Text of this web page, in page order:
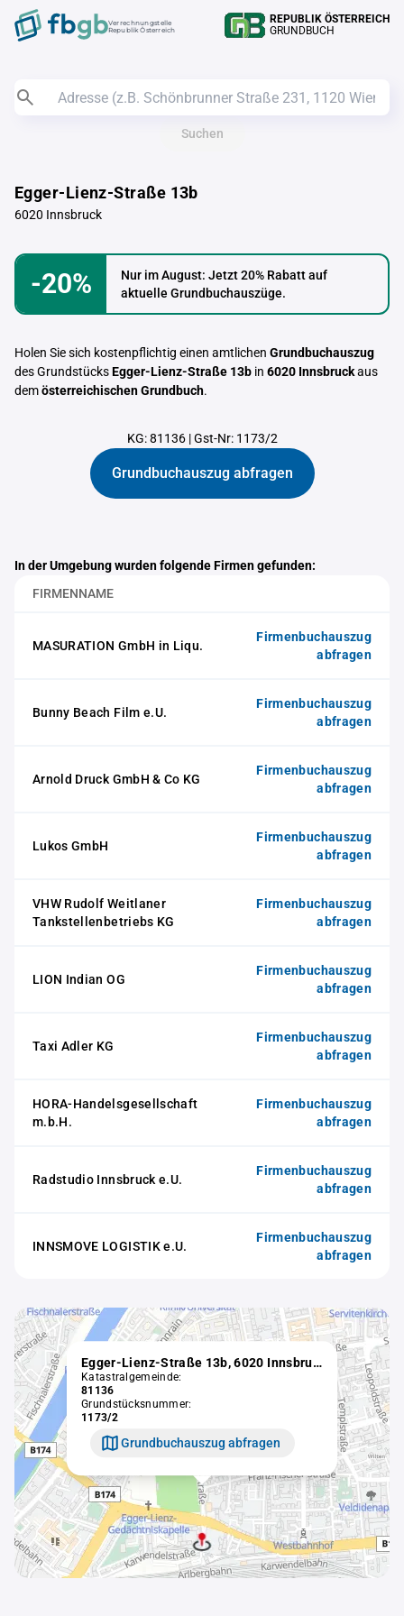
Verrechnungstelle
Republik Österreich
REPUBLIK ÖSTERREICH
GRUNDBUCH
Suchen
Egger-Lienz-Straße 13b
6020 Innsbruck
-20%
Nur im August: Jetzt 20% Rabatt auf
aktuelle Grundbuchauszüge.
Holen Sie sich kostenpflichtig einen amtlichen Grundbuchauszug
des GrundstücksEgger-Lienz-Straße 13b in 6020 Innsbruckaus
demösterreichischen Grundbuch.
KG: 81136|Gst-Nr: 1173/2
Grundbuchauszug abfragen
In der Umgebung wurden folgende Firmen gefunden:
FIRMENNAME
MASURATION GmbH in Liqu.
Firmenbuchauszug
abfragen
Bunny Beach Film e.U.
Firmenbuchauszug
abfragen
Arnold Druck GmbH & Co KG
Firmenbuchauszug
abfragen
Lukos GmbH
Firmenbuchauszug
abfragen
VHW Rudolf Weitlaner
Tankstellenbetriebs KG
Firmenbuchauszug
abfragen
LION Indian OG
Firmenbuchauszug
abfragen
Taxi Adler KG
Firmenbuchauszug
abfragen
HORA-Handelsgesellschaft
m.b.H.
Firmenbuchauszug
abfragen
Radstudio Innsbruck e.U.
Firmenbuchauszug
abfragen
INNSMOVE LOGISTIK e.U.
Firmenbuchauszug
abfragen
Egger-Lienz-Straße 13b, 6020 Innsbruck
Katastralgemeinde:
81136
Grundstücksnummer:
1173/2
Grundbuchauszug abfragen